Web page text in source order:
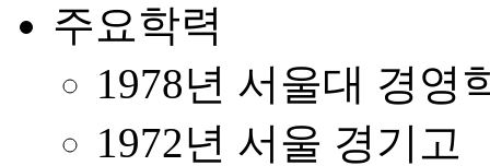
주요학력
1978년 서울대 경영
1972년 서울 경기고